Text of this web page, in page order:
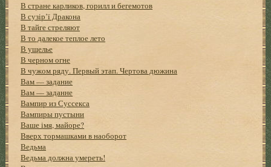
В стране карликов, горилл и бегемотов
В сузір’ї Дракона
В тайге стреляют
В то далекое теплое лето
В ущелье
В черном огне
В чужом ряду. Первый этап. Чертова дюжина
Вам — задание
Вам — заданне
Вампир из Суссекса
Вампиры пустыни
Ваше імя, майоре?
Вверх тормашками в наоборот
Ведьма
Ведьма должна умереть!